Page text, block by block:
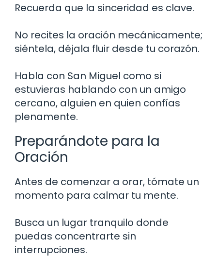
Recuerda que la sinceridad es clave.
No recites la oración mecánicamente;
siéntela, déjala fluir desde tu corazón.
Habla con San Miguel como si
estuvieras hablando con un amigo
cercano, alguien en quien confías
plenamente.
Preparándote para la
Oración
Antes de comenzar a orar, tómate un
momento para calmar tu mente.
Busca un lugar tranquilo donde
puedas concentrarte sin
interrupciones.